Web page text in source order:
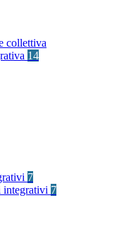
collettiva
14
7
integrativi 7